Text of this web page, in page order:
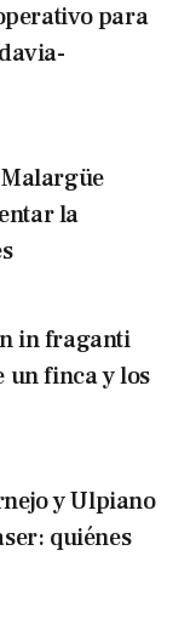
para
la
in fraganti
un finca y los
y Ulpiano
quiénes